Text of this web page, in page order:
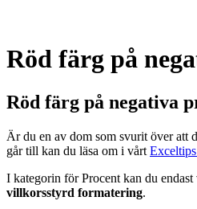
Röd färg på
Röd färg på negativa
Är du en av dom som svurit över att
går till kan du läsa om i vårt
I kategorin för Procent kan du
villkorsstyrd formatering.